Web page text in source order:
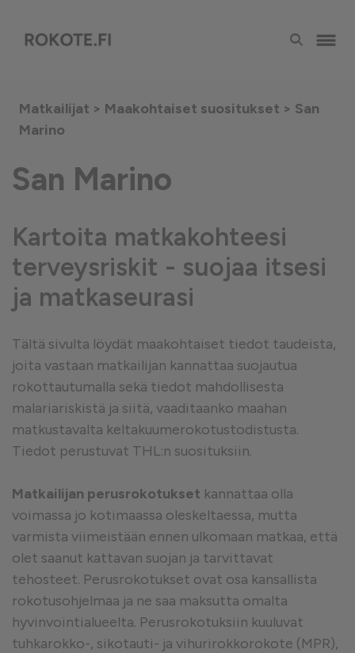
Matkailijat > Maakohtaiset suositukset > San
Marino
San Marino
Kartoita matkakohteesi
terveysriskit - suojaa itsesi
ja matkaseurasi
Tältä sivulta löydät maakohtaiset tiedot taudeista,
joita vastaan matkailijan kannattaa suojautua
rokottautumalla sekä tiedot mahdollisesta
malariariskistä ja siitä, vaaditaanko maahan
matkustavalta keltakuumerokotustodistusta.
Tiedot perustuvat THL:n suosituksiin.
Matkailijan perusrokotukset kannattaa olla
voimassa jo kotimaassa oleskeltaessa, mutta
varmista viimeistään ennen ulkomaan matkaa, että
olet saanut kattavan suojan ja tarvittavat
tehosteet. Perusrokotukset ovat osa kansallista
rokotusohjelmaa ja ne saa maksutta omalta
hyvinvointialueelta. Perusrokotuksiin kuuluvat
tuhkarokko-, sikotauti- ja vihurirokkorokote (MPR),